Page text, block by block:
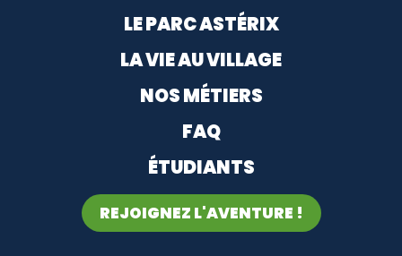
Menu footerLE PARC ASTÉRIX
LA VIE AU VILLAGE
NOS MÉTIERS
FAQ
ÉTUDIANTS
REJOIGNEZ L'AVENTURE !